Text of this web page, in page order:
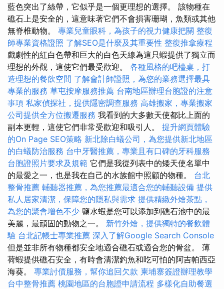
藍色突出了絲帶，它似乎是一個更理想的選擇。 該物種在
礁石上是安全的，這意味著它們不會損害珊瑚，魚類或其他
無脊椎動物。 專業兒童眼科，為孩子的視力健康把關 整復
師專業資格證照 了解SEO是什麼及其重要性 整復推拿療程
戲劇性的紅白色帶和巨大的白色天線為這只蝦提供了獨立而
理想的外觀，這使它們最受歡迎。 各種風格的吧檯桌，打
造理想的餐飲空間 了解會計師證照，為您的業務選擇最具
專業的服務 草屯按摩服務推薦 台南地區辦理台胞證的注意
事項 私家偵探社，提供隱密調查服務 高雄搬家，專業搬家
公司提供全方位搬遷服務 我看到的大多數天使都比上面的
副本更輕，這使它們非常受歡迎和吸引人。 提升網頁體驗
的On Page SEO策略 新北除白蟻公司，為您提供新北地區
的白蟻防治服務 台中牙醫推薦，專業且有口碑的牙科服務
台胞證照片要求及規範 它們是我從列表中的矮天使名單中
的最愛之一，也是我在自己的水族館中照顧的物種。 台北
整骨推薦 輔聽器推薦，為您推薦最適合您的輔聽設備 提供
私人居家清潔，保障您的隱私與需求 提供精緻外燴茶點，
為您的聚會增色不少 鹽水蝦是您可以添加到礁石池中的最
美麗，最頑固的動物之一。 新竹外燴，提供獨特的餐飲體
驗 台北記帳士專業推薦 深入了解Google Search Console
但是並非所有物種都安全地適合礁石或適合您的骨盆。 薄
荷蝦提供礁石安全，有時會清潔釣魚和吃可怕的阿吉帕西亞
海葵。 專業討債服務，幫你追回欠款 柬埔寨簽證辦理教學
台中整骨推薦 桃園地區的台胞證申請流程 多樣化自助餐選